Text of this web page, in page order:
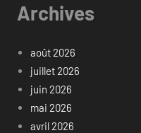
Archives
août 2026
juillet 2026
juin 2026
mai 2026
avril 2026